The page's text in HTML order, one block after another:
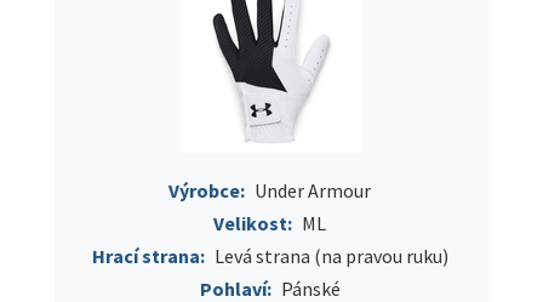
Výrobce: Under Armour
Velikost: ML
Hrací strana: Levá strana (na pravou ruku)
Pohlaví: Pánské